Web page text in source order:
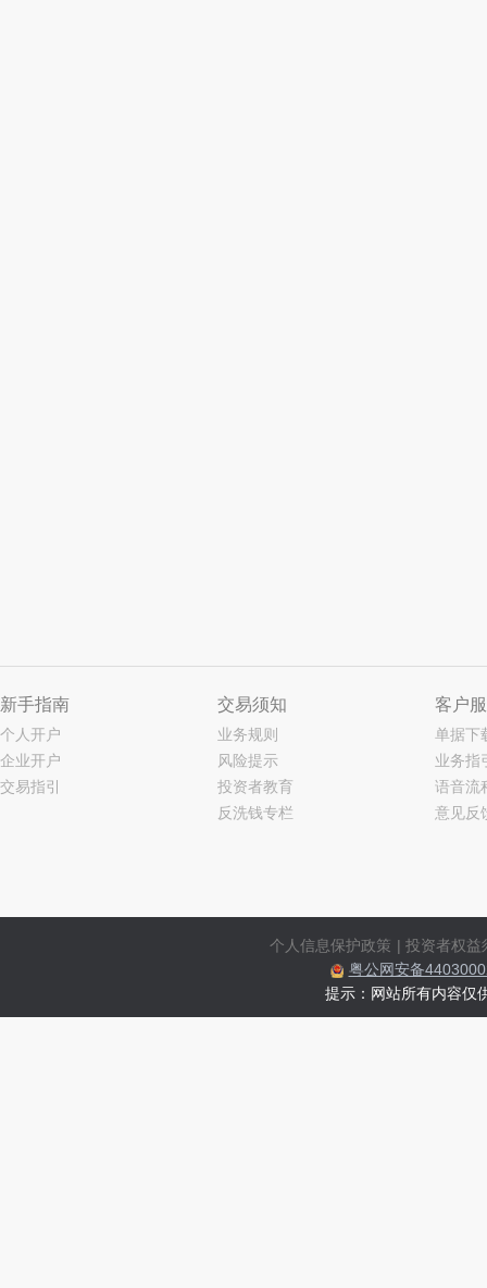
新手指南
个人开户
企业开户
交易指引
交易须知
业务规则
风险提示
投资者教育
反洗钱专栏
客户
单据下
业务指
语音流
意见反
个人信息保护政策 | 投资者权益
粤公网安备
提示：网站所有内容仅